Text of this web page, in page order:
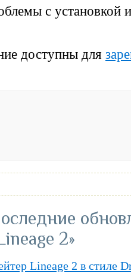
с установкой
доступны для
2»
Lineage 2 в стиле